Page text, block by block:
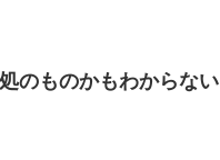
のものかもわからない